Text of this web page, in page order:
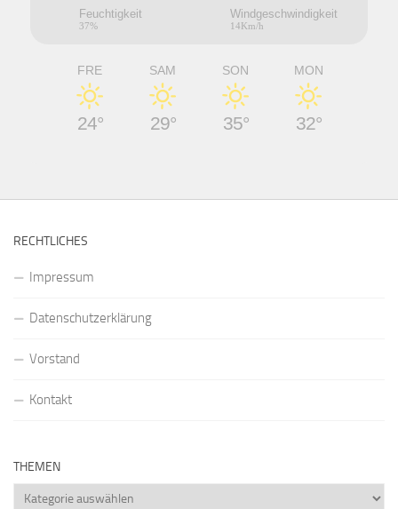
Feuchtigkeit
37%
Windgeschwindigkeit
14Km/h
FRE
24°
SAM
29°
SON
35°
MON
32°
RECHTLICHES
Impressum
Datenschutzerklärung
Vorstand
Kontakt
THEMEN
Themen